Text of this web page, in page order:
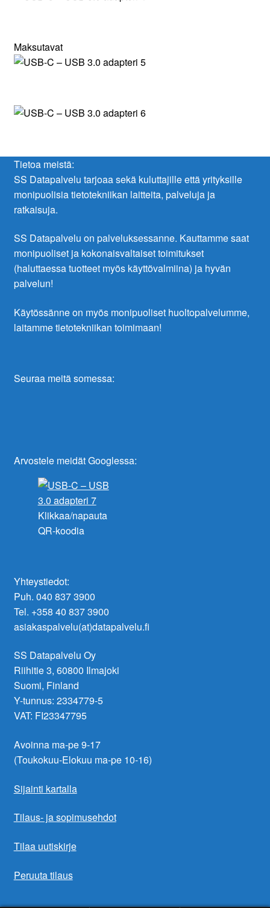
Maksutavat
Tietoa meistä:
SS Datapalvelu tarjoaa sekä kuluttajille että yrityksille
monipuolisia tietotekniikan laitteita, palveluja ja
ratkaisuja.
SS Datapalvelu on palveluksessanne. Kauttamme saat
monipuoliset ja kokonaisvaltaiset toimitukset
(haluttaessa tuotteet myös käyttövalmiina) ja hyvän
palvelun!
Käytössänne on myös monipuoliset huoltopalvelumme,
laitamme tietotekniikan toimimaan!
Seuraa meitä somessa:
Arvostele meidät Googlessa:
Klikkaa/napauta
QR-koodia
Yhteystiedot:
Puh. 040 837 3900
Tel. +358 40 837 3900
asiakaspalvelu(at)datapalvelu.fi
SS Datapalvelu Oy
Riihitie 3, 60800 Ilmajoki
Suomi, Finland
Y-tunnus: 2334779-5
VAT: FI23347795
Avoinna ma-pe 9-17
(Toukokuu-Elokuu ma-pe 10-16)
Sijainti kartalla
Tilaus- ja sopimusehdot
Tilaa uutiskirje
Peruuta tilaus